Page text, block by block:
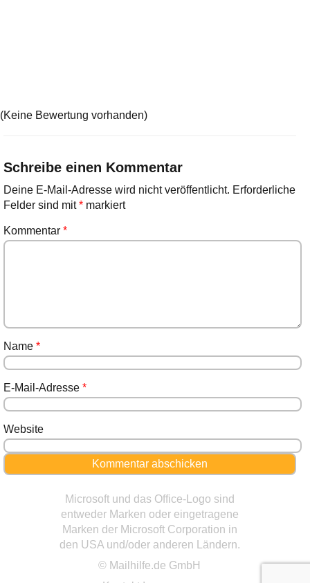
(Keine Bewertung vorhanden)
Schreibe einen Kommentar
Deine E-Mail-Adresse wird nicht veröffentlicht. Erforderliche
Felder sind mit*markiert
Kommentar *
Name *
E-Mail-Adresse *
Website
Microsoft und das Office-Logo sind
entweder Marken oder eingetragene
Marken der Microsoft Corporation in
den USA und/oder anderen Ländern.
© Mailhilfe.de GmbH